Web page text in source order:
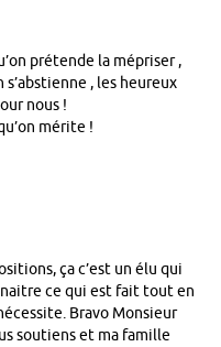
prétende la mépriser ,
s’abstienne , les heureux
nous !
mérite !
ça c’est un élu qui
ce qui est fait tout en
Bravo Monsieur
soutiens et ma famille